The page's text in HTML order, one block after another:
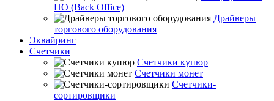
ПО (Back Office)
Драйверы
торгового оборудования
Эквайринг
Счетчики
Счетчики купюр
Счетчики монет
Счетчики-
сортировщики